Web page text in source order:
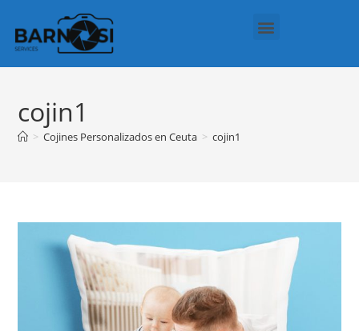
cojin1
> Cojines Personalizados en Ceuta > cojin1